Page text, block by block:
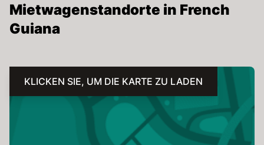
Mietwagenstandorte in French
Guiana
KLICKEN SIE, UM DIE KARTE ZU LADEN